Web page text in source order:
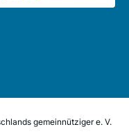
gemeinnütziger e. V.